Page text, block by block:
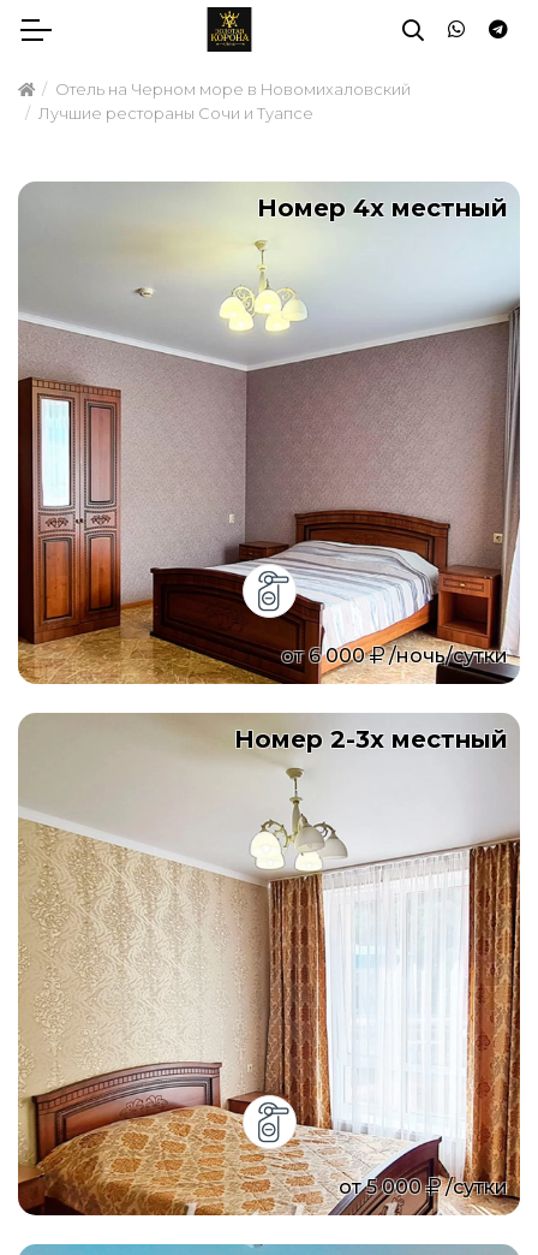
Отель на Черном море в Новомихаловский
Лучшие рестораны Сочи и Туапсе
Номер 4х местный
от 6 000 /ночь/сутки
Номер 2-3х местный
от 5 000 /сутки